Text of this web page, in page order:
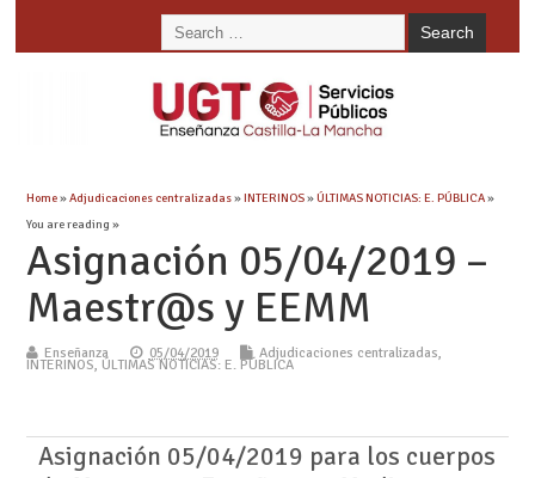
Home»Adjudicaciones centralizadas»INTERINOS»ÚLTIMAS NOTICIAS: E. PÚBLICA»
You are reading »
Asignación 05/04/2019 –
Maestr@s y EEMM
Enseñanza 05/04/2019 Adjudicaciones centralizadas,
INTERINOS, ÚLTIMAS NOTICIAS: E. PÚBLICA
Asignación 05/04/2019 para los cuerpos